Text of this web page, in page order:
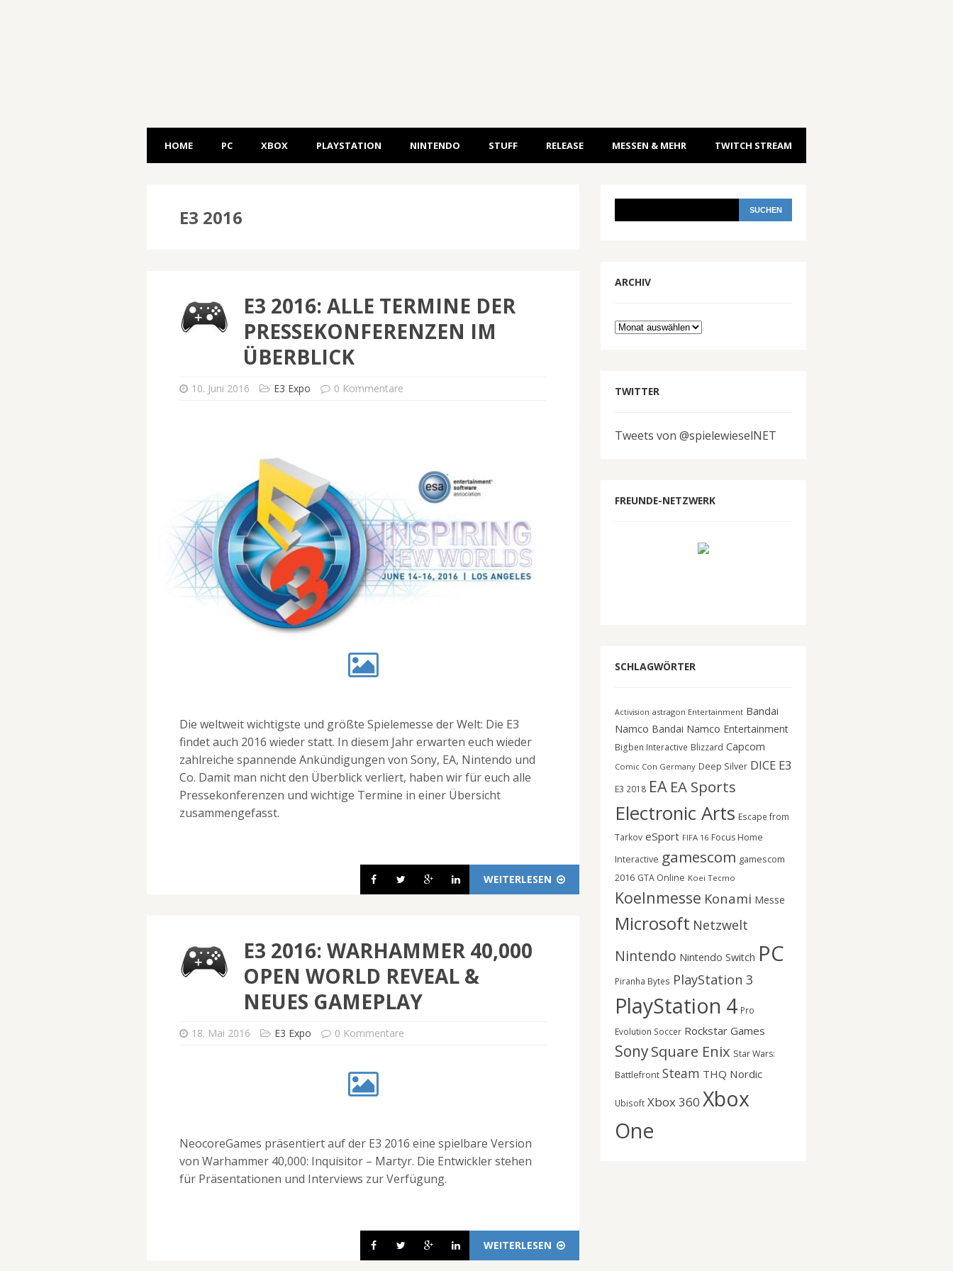
HOME PC XBOX PLAYSTATION NINTENDO STUFF RELEASE MESSEN & MEHR TWITCH STREAM
E3 2016
E3 2016: ALLE TERMINE DER
PRESSEKONFERENZEN IM
ÜBERBLICK
10. Juni 2016 E3 Expo 0 Kommentare
Die weltweit wichtigste und größte Spielemesse der Welt: Die E3
findet auch 2016 wieder statt. In diesem Jahr erwarten euch wieder
zahlreiche spannende Ankündigungen von Sony, EA, Nintendo und
Co. Damit man nicht den Überblick verliert, haben wir für euch alle
Pressekonferenzen und wichtige Termine in einer Übersicht
zusammengefasst.
WEITERLESEN
E3 2016: WARHAMMER 40,000
OPEN WORLD REVEAL &
NEUES GAMEPLAY
18. Mai 2016 E3 Expo 0 Kommentare
NeocoreGames präsentiert auf der E3 2016 eine spielbare Version
von Warhammer 40,000: Inquisitor – Martyr. Die Entwickler stehen
für Präsentationen und Interviews zur Verfügung.
WEITERLESEN
ARCHIV
Archiv
TWITTER
Tweets von @spielewieselNET
FREUNDE-NETZWERK
SCHLAGWÖRTER
Activision astragon Entertainment Bandai
Namco Bandai Namco Entertainment
Bigben Interactive Blizzard Capcom
Comic Con Germany Deep Silver DICE E3
E3 2018 EA EA Sports
Electronic Arts Escape from
Tarkov eSport FIFA 16 Focus Home
Interactive gamescom gamescom
2016 GTA Online Koei Tecmo
Koelnmesse Konami Messe
Microsoft Netzwelt
Nintendo Nintendo Switch PC
Piranha Bytes PlayStation 3
PlayStation 4 Pro
Evolution Soccer Rockstar Games
SonySquare Enix Star Wars:
Battlefront Steam THQ Nordic
Ubisoft Xbox 360 Xbox
One